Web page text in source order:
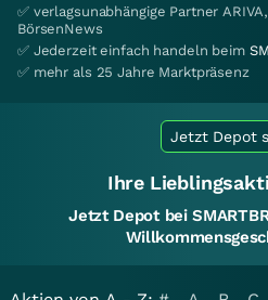
✅ verlagsunabhängige Partner
BörsenNews
✅ Jederzeit einfach handeln beim
✅ mehr als 25 Jahre Marktpräsenz
Jetzt Depot
Ihre
Jetzt Depot bei